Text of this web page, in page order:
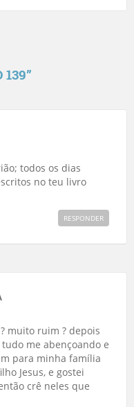
139”
todos os dias
no teu livro
RESPONDER
muito ruim ? depois
me abençoando e
para minha família
Jesus, e gostei
crê neles que